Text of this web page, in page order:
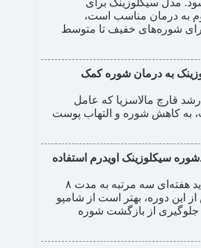
به درمان مناسب است،
شوره‌های خفیف تا متوسط
به درمان شوره کمک
قارچ مالاسزیا که عامل
به کاهش شوره و التهاب پوست
سیکلوزینک اویدرم استفاده
شامپو سیکلوزینک را باید هفته‌ای سه مرتبه به مدت ۸
این دوره، بهتر است از شامپو
جلوگیری از بازگشت شوره